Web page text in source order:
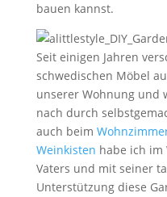
bauen kannst.
Seit einigen Jahren
schwedischen Möbel
unserer Wohnung und
nach durch
auch beim
Weinkisten habe ich im
Vaters und mit seiner
Unterstützung diese